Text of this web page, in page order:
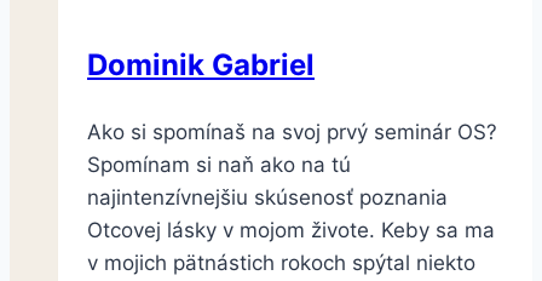
Dominik Gabriel
Ako si spomínaš na svoj prvý seminár OS?
Spomínam si naň ako na tú
najintenzívnejšiu skúsenosť poznania
Otcovej lásky v mojom živote. Keby sa ma
v mojich pätnástich rokoch spýtal niekto